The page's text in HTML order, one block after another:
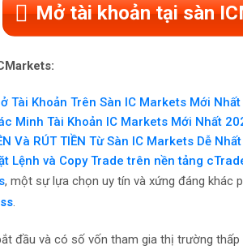
Mở tài khoản tại sàn
Tài Khoản Trên Sàn IC Markets Mới
Minh Tài Khoản IC Markets Mới Nhất
Và RÚT TIỀN Từ Sàn IC Markets Dễ
Lệnh và Copy Trade trên nền tảng
, một sự lựa chọn uy tín và xứng đáng khác
.
đầu và có số vốn tham gia thị trường thấp